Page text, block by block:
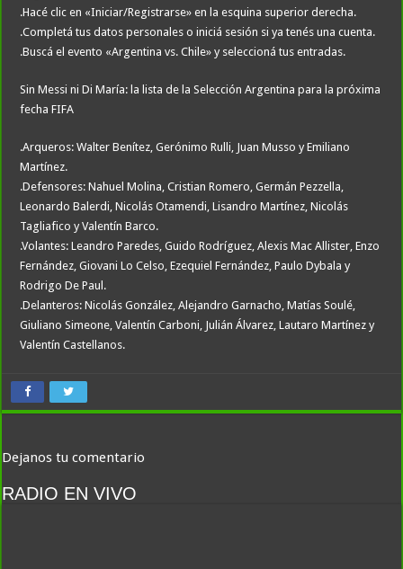
.Hacé clic en «Iniciar/Registrarse» en la esquina superior derecha.
.Completá tus datos personales o iniciá sesión si ya tenés una cuenta.
.Buscá el evento «Argentina vs. Chile» y seleccioná tus entradas.
Sin Messi ni Di María: la lista de la Selección Argentina para la próxima
fecha FIFA
.Arqueros: Walter Benítez, Gerónimo Rulli, Juan Musso y Emiliano
Martínez.
.Defensores: Nahuel Molina, Cristian Romero, Germán Pezzella,
Leonardo Balerdi, Nicolás Otamendi, Lisandro Martínez, Nicolás
Tagliafico y Valentín Barco.
.Volantes: Leandro Paredes, Guido Rodríguez, Alexis Mac Allister, Enzo
Fernández, Giovani Lo Celso, Ezequiel Fernández, Paulo Dybala y
Rodrigo De Paul.
.Delanteros: Nicolás González, Alejandro Garnacho, Matías Soulé,
Giuliano Simeone, Valentín Carboni, Julián Álvarez, Lautaro Martínez y
Valentín Castellanos.
Dejanos tu comentario
RADIO EN VIVO